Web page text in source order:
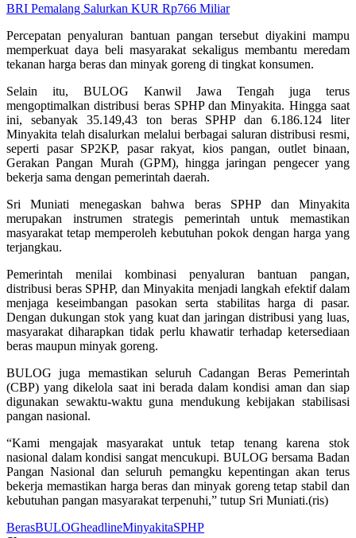
BRI Pemalang Salurkan KUR Rp766 Miliar
Percepatan penyaluran bantuan pangan tersebut diyakini mampu
memperkuat daya beli masyarakat sekaligus membantu meredam
tekanan harga beras dan minyak goreng di tingkat konsumen.
Selain itu, BULOG Kanwil Jawa Tengah juga terus
mengoptimalkan distribusi beras SPHP dan Minyakita. Hingga saat
ini, sebanyak 35.149,43 ton beras SPHP dan 6.186.124 liter
Minyakita telah disalurkan melalui berbagai saluran distribusi resmi,
seperti pasar SP2KP, pasar rakyat, kios pangan, outlet binaan,
Gerakan Pangan Murah (GPM), hingga jaringan pengecer yang
bekerja sama dengan pemerintah daerah.
Sri Muniati menegaskan bahwa beras SPHP dan Minyakita
merupakan instrumen strategis pemerintah untuk memastikan
masyarakat tetap memperoleh kebutuhan pokok dengan harga yang
terjangkau.
Pemerintah menilai kombinasi penyaluran bantuan pangan,
distribusi beras SPHP, dan Minyakita menjadi langkah efektif dalam
menjaga keseimbangan pasokan serta stabilitas harga di pasar.
Dengan dukungan stok yang kuat dan jaringan distribusi yang luas,
masyarakat diharapkan tidak perlu khawatir terhadap ketersediaan
beras maupun minyak goreng.
BULOG juga memastikan seluruh Cadangan Beras Pemerintah
(CBP) yang dikelola saat ini berada dalam kondisi aman dan siap
digunakan sewaktu-waktu guna mendukung kebijakan stabilisasi
pangan nasional.
“Kami mengajak masyarakat untuk tetap tenang karena stok
nasional dalam kondisi sangat mencukupi. BULOG bersama Badan
Pangan Nasional dan seluruh pemangku kepentingan akan terus
bekerja memastikan harga beras dan minyak goreng tetap stabil dan
kebutuhan pangan masyarakat terpenuhi,” tutup Sri Muniati.(ris)
BerasBULOGheadlineMinyakitaSPHP